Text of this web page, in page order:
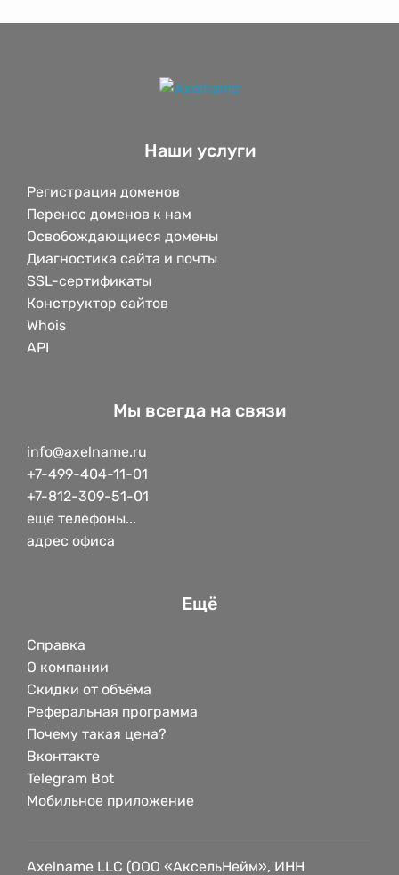
Наши услуги
Регистрация доменов
Перенос доменов к нам
Освобождающиеся домены
Диагностика сайта и почты
SSL-сертификаты
Конструктор сайтов
Whois
API
Мы всегда на связи
info@axelname.ru
+7-499-404-11-01
+7-812-309-51-01
еще телефоны...
адрес офиса
Ещё
Справка
О компании
Скидки от объёма
Реферальная программа
Почему такая цена?
Вконтакте
Telegram Bot
Мобильное приложение
Axelname LLC (ООО «АксельНейм», ИНН